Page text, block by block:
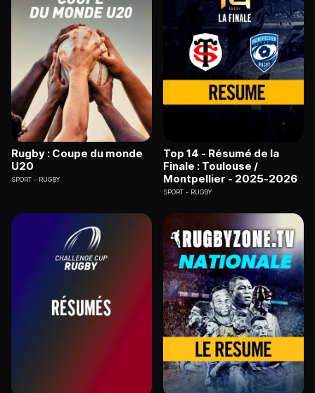
Rugby : Coupe du monde
U20
SPORT RUGBY
Top 14 - Résumé de la
Finale : Toulouse /
Montpellier - 2025-2026
SPORT RUGBY